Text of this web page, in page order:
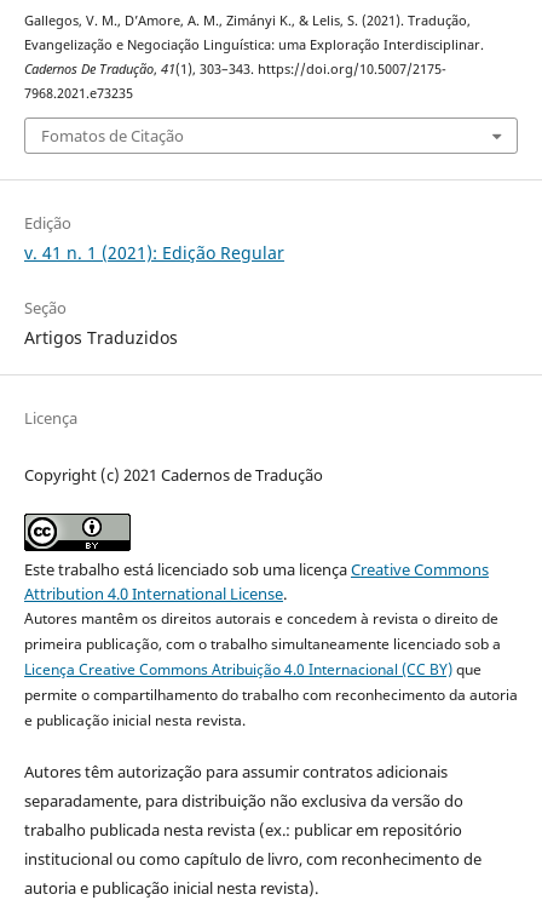
Gallegos, V. M., D’Amore, A. M., Zimányi K., & Lelis, S. (2021). Tradução,
Evangelização e Negociação Linguística: uma Exploração Interdisciplinar.
Cadernos De Tradução, 41(1), 303–343. https://doi.org/10.5007/2175-
7968.2021.e73235
Fomatos de Citação
Edição
v. 41 n. 1 (2021): Edição Regular
Seção
Artigos Traduzidos
Licença
Copyright (c) 2021 Cadernos de Tradução
Este trabalho está licenciado sob uma licençaCreative Commons
Attribution 4.0 International License.
Autores mantêm os direitos autorais e concedem à revista o direito de
primeira publicação, com o trabalho simultaneamente licenciado sob a
Licença Creative Commons Atribuição 4.0 Internacional (CC BY)que
permite o compartilhamento do trabalho com reconhecimento da autoria
e publicação inicial nesta revista.
Autores têm autorização para assumir contratos adicionais
separadamente, para distribuição não exclusiva da versão do
trabalho publicada nesta revista (ex.: publicar em repositório
institucional ou como capítulo de livro, com reconhecimento de
autoria e publicação inicial nesta revista).